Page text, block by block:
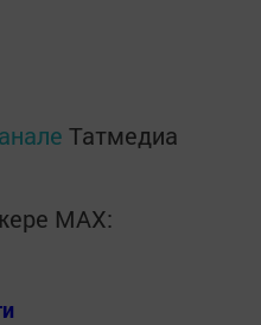
Татмедиа
MАХ: